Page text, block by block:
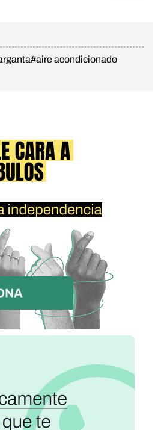
#aire acondicionado